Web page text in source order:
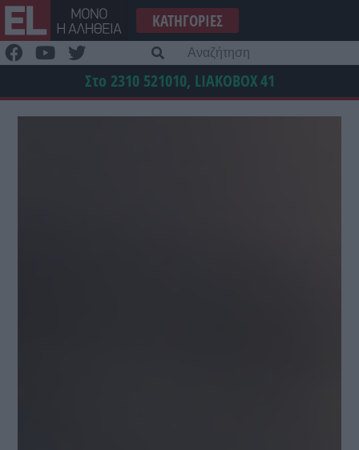
Μετάβαση
στο
περιεχόμενο
ΚΑΤΗΓΟΡΊΕΣ
Στο 2310 521010, LIAKOBOX41